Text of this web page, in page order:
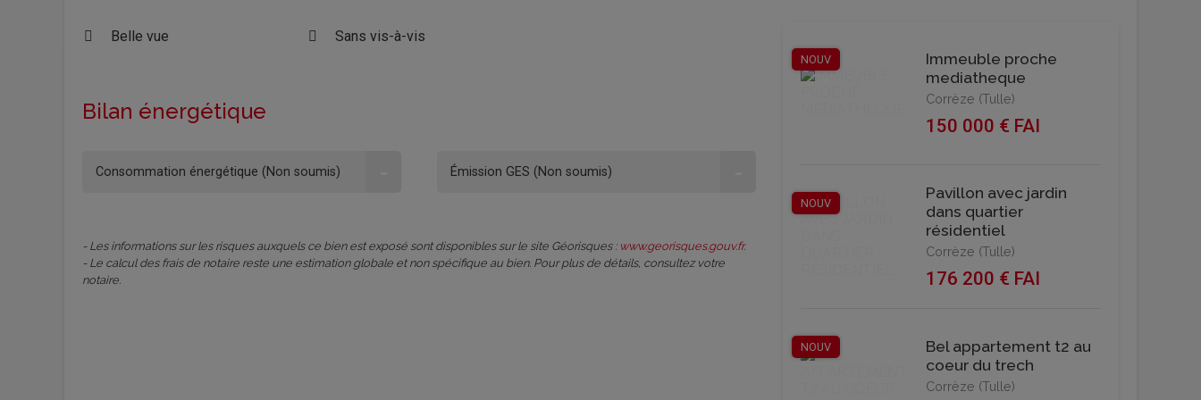
Belle vue Sans vis-à-vis
Bilan énergétique
Consommation énergétique (Non soumis) Émission GES (Non soumis)
- Les informations sur les risques auxquels ce bien est exposé sont disponibles sur le site Géorisques : www.georisques.gouv.fr.
- Le calcul des frais de notaire reste une estimation globale et non spécifique au bien. Pour plus de détails, consultez votre
notaire.
NOUV
Immeuble proche
mediatheque
Corrèze (Tulle)
150 000 € FAI
NOUV
Pavillon avec jardin
dans quartier
résidentiel
Corrèze (Tulle)
176 200 € FAI
NOUV
Bel appartement t2 au
coeur du trech
Corrèze (Tulle)